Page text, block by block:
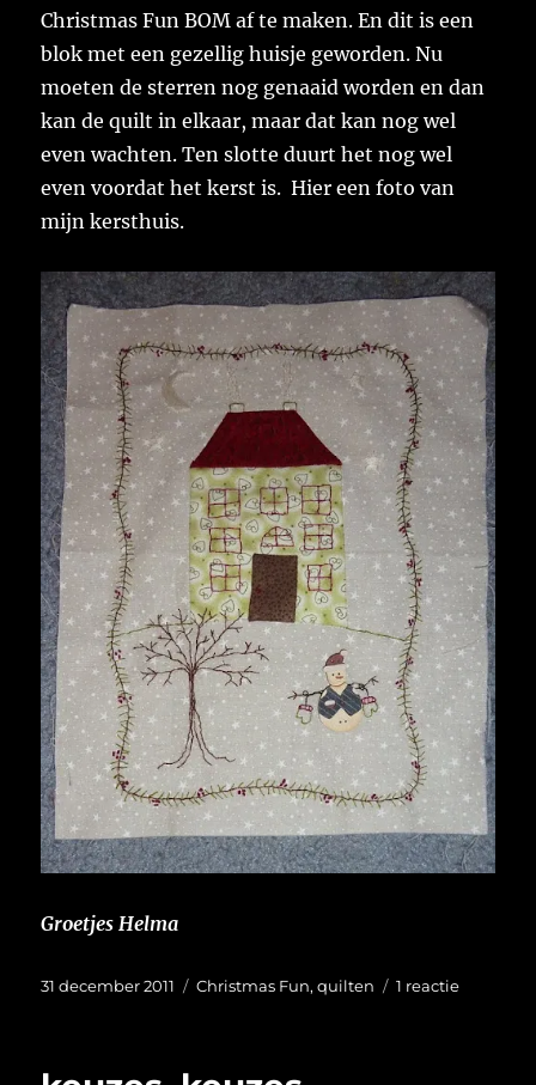
Christmas Fun BOM af te maken. En dit is een
blok met een gezellig huisje geworden. Nu
moeten de sterren nog genaaid worden en dan
kan de quilt in elkaar, maar dat kan nog wel
even wachten. Ten slotte duurt het nog wel
even voordat het kerst is. Hier een foto van
mijn kersthuis.
Groetjes Helma
Geplaatst
31 december 2011 Categorieën
Christmas Fun,quilten 1 reactieop